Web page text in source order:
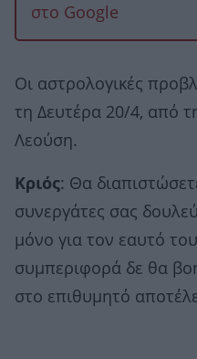
στο Google
Οι αστρολογικές
τη Δευτέρα 20/4, από
Λεούση.
Κριός: Θα
συνεργάτες σας
μόνο για τον εαυτό
συμπεριφορά δε θα
στο επιθυμητό